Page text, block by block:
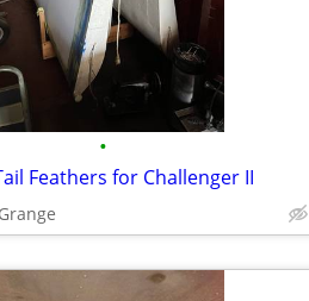
•
Feathers for Challenger II